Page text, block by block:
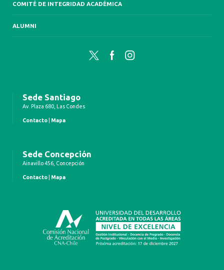
COMITÉ DE INTEGRIDAD ACADÉMICA
ALUMNI
Twitter FacebookInstagram
Sede Santiago
Av. Plaza 680, Las Condes
Contacto Mapa
Sede Concepción
Ainavillo 456, Concepción
Contacto Mapa